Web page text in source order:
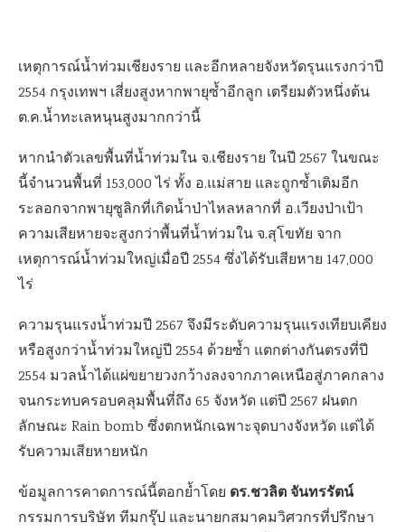
เหตุการณ์น้ำท่วมเชียงราย และอีกหลายจังหวัดรุนแรงกว่าปี
2554 กรุงเทพฯ เสี่ยงสูงหากพายุซ้ำอีกลูก เตรียมตัวหนึ่งต้น
ต.ค.น้ำทะเลหนุนสูงมากกว่านี้
หากนำตัวเลขพื้นที่น้ำท่วมใน จ.เชียงราย ในปี 2567 ในขณะ
นี้จำนวนพื้นที่ 153,000 ไร่ ทั้ง อ.แม่สาย และถูกซ้ำเติมอีก
ระลอกจากพายุซูลิกที่เกิดน้ำป่าไหลหลากที่ อ.เวียงป่าเป้า
ความเสียหายจะสูงกว่าพื้นที่น้ำท่วมใน จ.สุโขทัย จาก
เหตุการณ์น้ำท่วมใหญ่เมื่อปี 2554 ซึ่งได้รับเสียหาย 147,000
ไร่
ความรุนแรงน้ำท่วมปี 2567 จึงมีระดับความรุนแรงเทียบเคียง
หรือสูงกว่าน้ำท่วมใหญ่ปี 2554 ด้วยซ้ำ แตกต่างกันตรงที่ปี
2554 มวลน้ำได้แผ่ขยายวงกว้างลงจากภาคเหนือสู่ภาคกลาง
จนกระทบครอบคลุมพื้นที่ถึง 65 จังหวัด แต่ปี 2567 ฝนตก
ลักษณะ Rain bomb ซึ่งตกหนักเฉพาะจุดบางจังหวัด แต่ได้
รับความเสียหายหนัก
ข้อมูลการคาดการณ์นี้ตอกย้ำโดย ดร.ชวลิต จันทรรัตน์
กรรมการบริษัท ทีมกรุ๊ป และนายกสมาคมวิศวกรที่ปรึกษา